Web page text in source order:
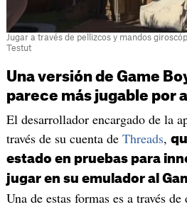
Jugar a través de pellizcos y mandos
Testut
Una versión de Game
parece más jugable por
El desarrollador encargado de la
través de su cuenta de Threads,
estado en pruebas para
jugar en su emulador al
Una de estas formas es a través